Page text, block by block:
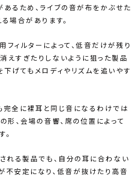
あるため、ライブの音が布をかぶせた
場合があります。
フィルターによって、低音だけが残り
えすぎたりしないように狙った製品
下げてもメロディやリズムを追いやす
完全に裸耳と同じ音になるわけでは
形、会場の音響、席の位置によって
される製品でも、自分の耳に合わない
不安定になり、低音が抜けたり高音